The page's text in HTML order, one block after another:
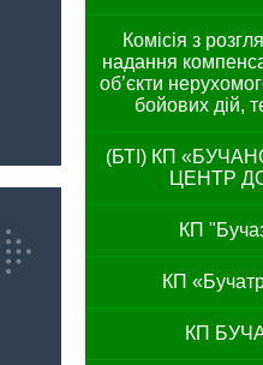
Комісія з
надання
об’єкти
бойових дій,
(БТІ) КП
ЦЕНТР
КП
КП
КП